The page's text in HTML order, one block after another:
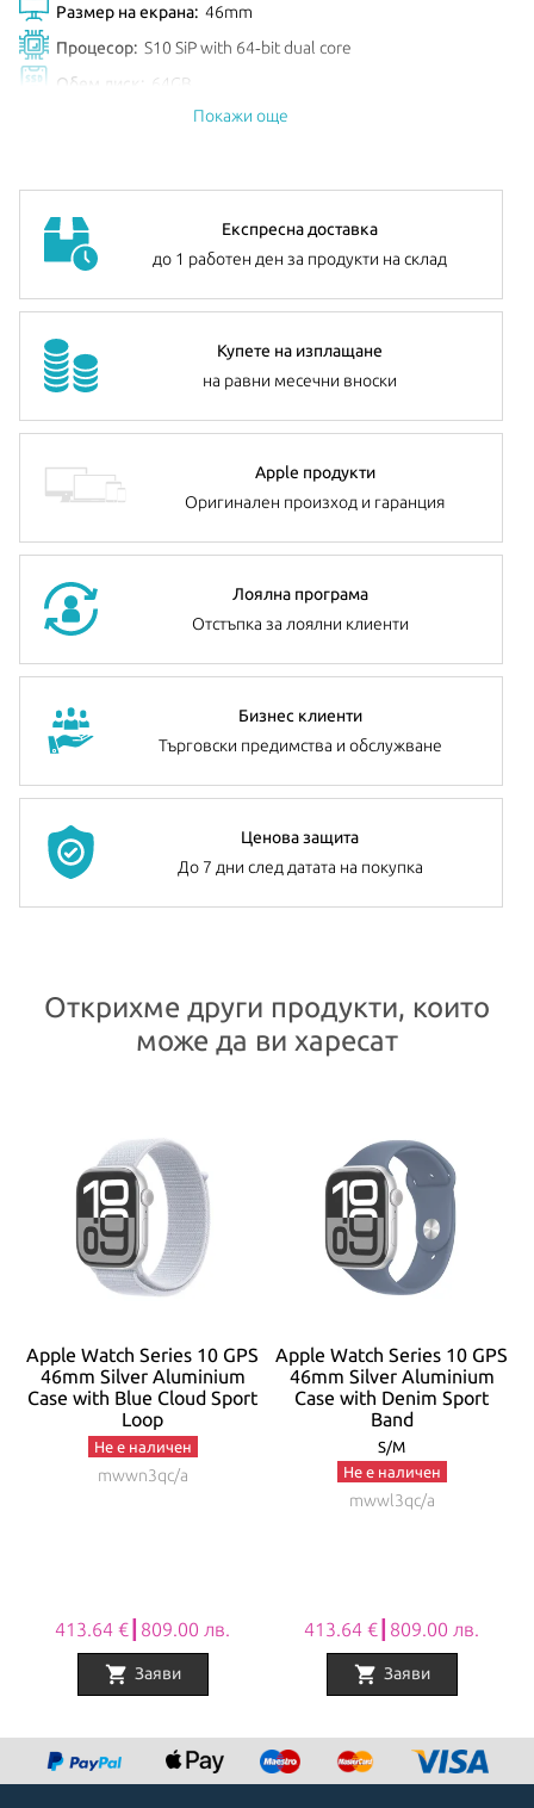
Размер на екрана: 46mm
Процесор: S10 SiP with 64‑bit dual core
Обем диск:
64GB
Септември 2024
Покажи още
Експресна доставка
до 1 работен ден за продукти на склад
Купете на изплащане
на равни месечни вноски
Apple продукти
Оригинален произход и гаранция
Лоялна програма
Отстъпка за лоялни клиенти
Бизнес клиенти
Търговски предимства и обслужване
Ценова защита
До 7 дни след датата на покупка
Открихме други продукти, които
може да ви харесат
Apple Watch Series 10 GPS
46mm Silver Aluminium
Case with Blue Cloud Sport
Loop
Не е наличен
mwwn3qc/a
413.64 €┃809.00 лв.
shopping_cart Заяви
Apple Watch Series 10 GPS
46mm Silver Aluminium
Case with Denim Sport
Band
S/M
Не е наличен
mwwl3qc/a
413.64 €┃809.00 лв.
shopping_cart Заяви
8